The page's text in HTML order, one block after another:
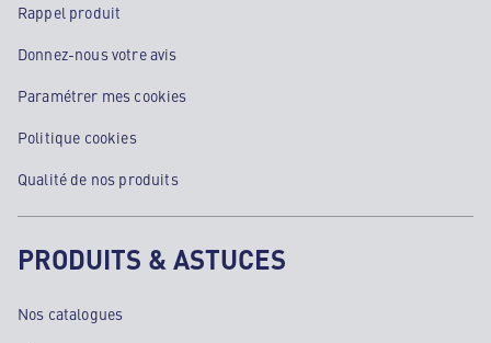
Rappel produit
Donnez-nous votre avis
Paramétrer mes cookies
Politique cookies
Qualité de nos produits
PRODUITS & ASTUCES
Nos catalogues